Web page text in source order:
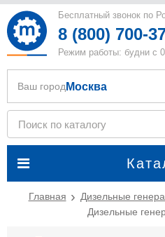
Бесплатный звонок по
8 (800) 700-
Режим работы: будни с
Ваш город Москва
Главная
Дизельные
Дизельные